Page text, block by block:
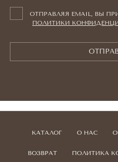
ОТПРАВЛЯЯ EMAIL, ВЫ
ПОЛИТИКИ
КАТАЛОГ О НАС
ВОЗВРАТ ПОЛИТИКА